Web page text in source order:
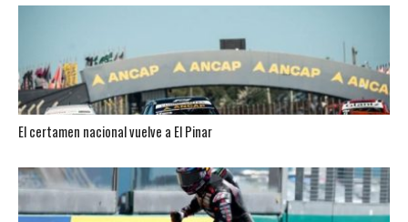
El certamen nacional vuelve a El Pinar